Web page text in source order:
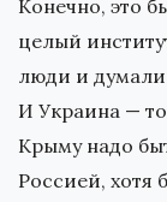
Конечно, это
целый
люди и думали
И Украина —
Крыму надо
Россией,